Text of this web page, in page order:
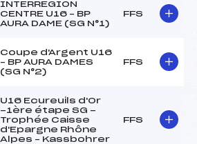
INTERREGION
CENTRE U16 – BP
AURA DAME (SG N°1)
FFS
Coupe d'Argent U16
– BP AURA DAMES
(SG N°2)
FFS
U16 Ecureuils d'Or
-1ère étape SG -
Trophée Caisse
d'Epargne Rhône
Alpes – Kassbohrer
FFS